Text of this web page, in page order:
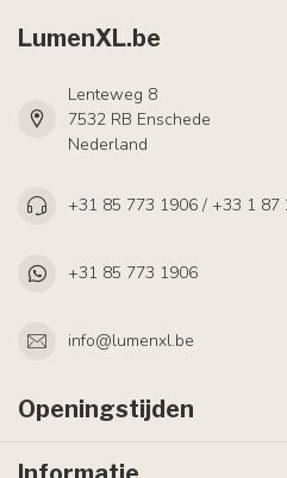
LumenXL.be
Lenteweg 8
7532 RB Enschede
Nederland
+31 85 773 1906 / +33 1 87
+31 85 773 1906
info@lumenxl.be
Openingstijden